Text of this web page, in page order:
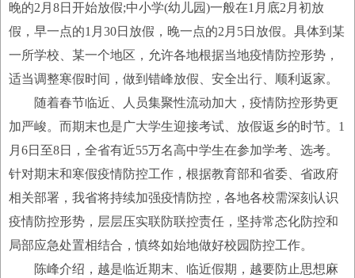
晚的2月8日开始放假;中小学(幼儿园)一般在1月底2月初放
假，早一点的1月30日放假，晚一点的2月5日放假。具体到某
一所学校、某一个地区，允许各地根据当地疫情防控形势，
适当调整寒假时间，做到错峰放假、安全出行、顺利返家。
随着春节临近、人员集聚性流动加大，疫情防控形势更
加严峻。而期末也是广大学生迎接考试、放假返乡的时节。1
月6日至8日，全省有近55万名高中学生在参加学考、选考。
针对期末和寒假疫情防控工作，根据教育部和省委、省政府
相关部署，我省将持续加强疫情防控，各地各校需深刻认识
疫情防控形势，层层压实联防联控责任，坚持常态化防控和
局部应急处置相结合，慎终如始地做好校园防控工作。
陈峰介绍，越是临近期末、临近假期，越要防止思想麻